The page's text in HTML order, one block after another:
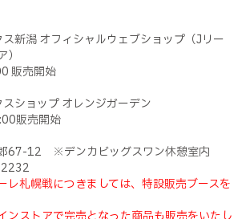
ス新潟 オフィシャルウェブショップ（Jリー
販売開始
スショップ オレンジガーデン
販売開始
67-12 ※デンカビッグスワン休憩室内
札幌戦につきましては、特設販売ブースを